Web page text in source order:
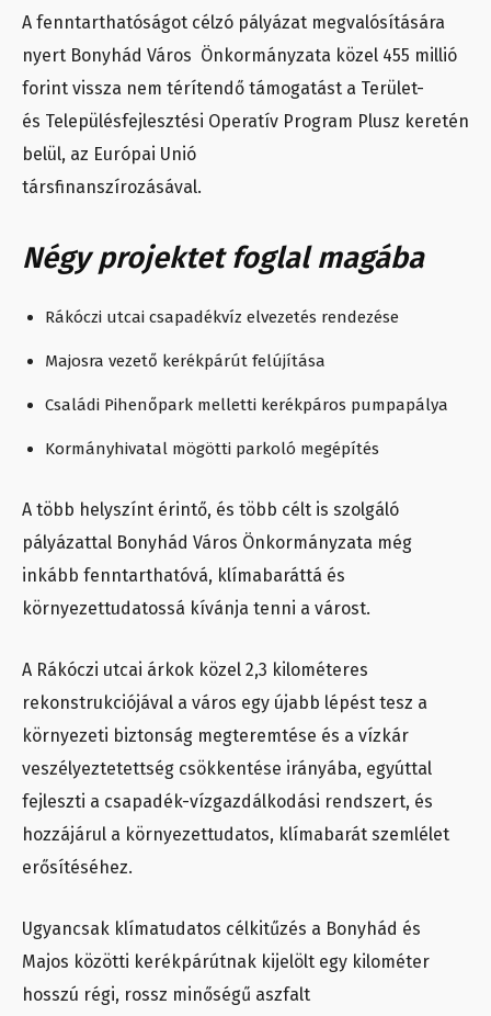
A fenntarthatóságot célzó pályázat megvalósítására
nyert Bonyhád Város Önkormányzata közel 455 millió
forint vissza nem térítendő támogatást a Terület-
és Településfejlesztési Operatív Program Plusz keretén
belül, az Európai Unió
társfinanszírozásával.
Négy projektet foglal magába
Rákóczi utcai csapadékvíz elvezetés rendezése
Majosra vezető kerékpárút felújítása
Családi Pihenőpark melletti kerékpáros pumpapálya
Kormányhivatal mögötti parkoló megépítés
A több helyszínt érintő, és több célt is szolgáló
pályázattal Bonyhád Város Önkormányzata még
inkább fenntarthatóvá, klímabaráttá és
környezettudatossá kívánja tenni a várost.
A Rákóczi utcai árkok közel 2,3 kilométeres
rekonstrukciójával a város egy újabb lépést tesz a
környezeti biztonság megteremtése és a vízkár
veszélyeztetettség csökkentése irányába, egyúttal
fejleszti a csapadék-vízgazdálkodási rendszert, és
hozzájárul a környezettudatos, klímabarát szemlélet
erősítéséhez.
Ugyancsak klímatudatos célkitűzés a Bonyhád és
Majos közötti kerékpárútnak kijelölt egy kilométer
hosszú régi, rossz minőségű aszfalt